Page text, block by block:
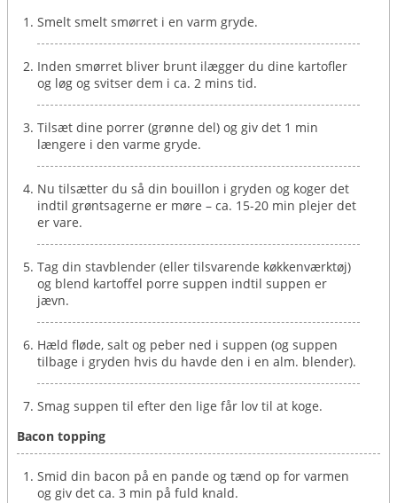
Smelt smelt smørret i en varm gryde.
Inden smørret bliver brunt ilægger du dine kartofler
og løg og svitser dem i ca. 2 mins tid.
Tilsæt dine porrer (grønne del) og giv det 1 min
længere i den varme gryde.
Nu tilsætter du så din bouillon i gryden og koger det
indtil grøntsagerne er møre – ca. 15-20 min plejer det
er vare.
Tag din stavblender (eller tilsvarende køkkenværktøj)
og blend kartoffel porre suppen indtil suppen er
jævn.
Hæld fløde, salt og peber ned i suppen (og suppen
tilbage i gryden hvis du havde den i en alm. blender).
Smag suppen til efter den lige får lov til at koge.
Bacon topping
Smid din bacon på en pande og tænd op for varmen
og giv det ca. 3 min på fuld knald.